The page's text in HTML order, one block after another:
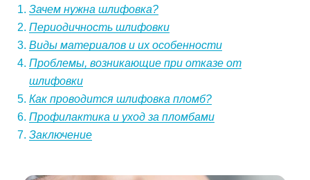
Зачем нужна шлифовка?
Периодичность шлифовки
Виды материалов и их особенности
Проблемы, возникающие при отказе от
шлифовки
Как проводится шлифовка пломб?
Профилактика и уход за пломбами
Заключение